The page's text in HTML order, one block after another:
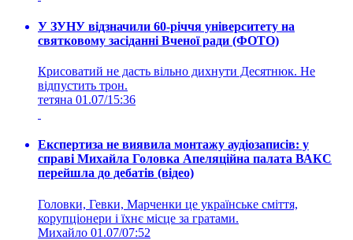
У ЗУНУ відзначили 60-річчя університету на
святковому засіданні Вченої ради (ФОТО)
Крисоватий не дасть вільно дихнути Десятнюк. Не
відпустить трон.
тетяна 01.07/15:36
Експертиза не виявила монтажу аудіозаписів: у
справі Михайла Головка Апеляційна палата ВАКС
перейшла до дебатів (відео)
Головки, Гевки, Марченки це українське сміття,
корупціонери і їхнє місце за гратами.
Михайло 01.07/07:52